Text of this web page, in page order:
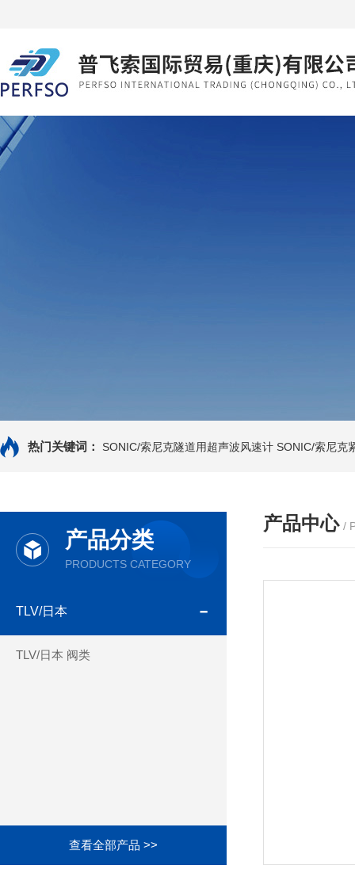
热门关键词： SONIC/索尼克隧道用超声波风速计 SONIC/索尼克
产品分类
PRODUCTS CATEGORY
TLV/日本
TLV/日本 阀类
查看全部产品 >>
产品中心 /